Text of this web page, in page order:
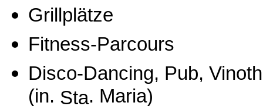
Grillplätze
Fitness-Parcours
Disco-Dancing, Pub,
(in. Sta. Maria)